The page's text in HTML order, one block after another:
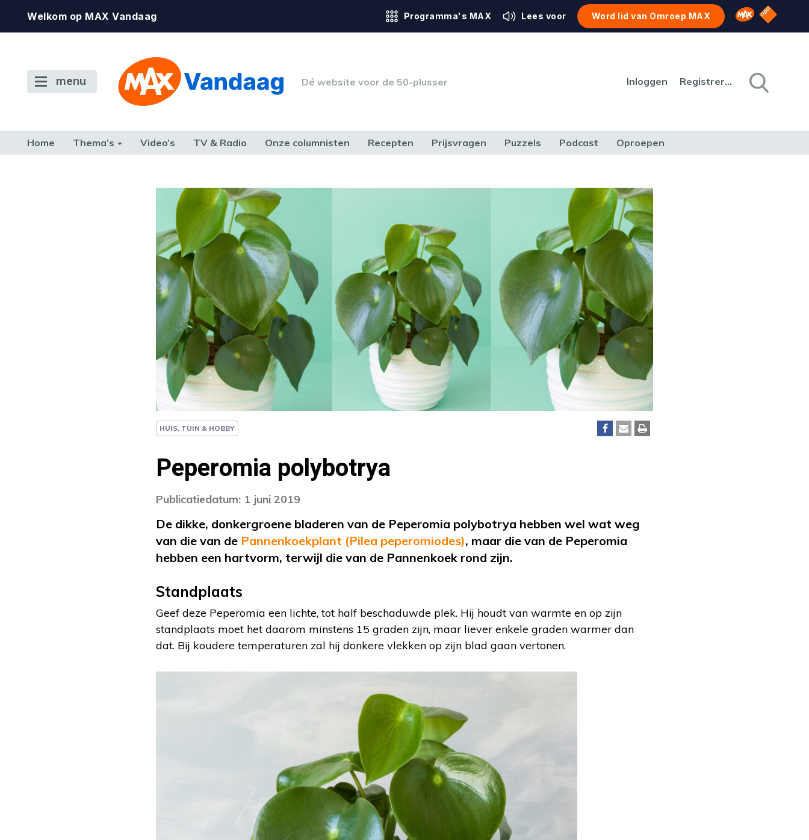
Welkom op MAX Vandaag Programma's MAX Lees voor Word lid van Omroep MAX Omroep MAX
NPO
menu Dé website voor de 50-plusser Inloggen Registreren
Home Thema’s Video’s TV & Radio Onze columnisten Recepten Prijsvragen Puzzels Podcast Oproepen
HUIS, TUIN & HOBBY
Peperomia polybotrya
Publicatiedatum: 1 juni 2019
De dikke, donkergroene bladeren van de Peperomia polybotrya hebben wel wat weg
van die van de Pannenkoekplant (Pilea peperomiodes), maar die van de Peperomia
hebben een hartvorm, terwijl die van de Pannenkoek rond zijn.
Standplaats
Geef deze Peperomia een lichte, tot half beschaduwde plek. Hij houdt van warmte en op zijn
standplaats moet het daarom minstens 15 graden zijn, maar liever enkele graden warmer dan
dat. Bij koudere temperaturen zal hij donkere vlekken op zijn blad gaan vertonen.